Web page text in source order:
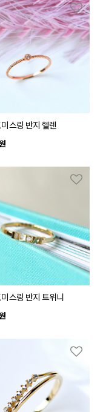
스링 반지 헬렌
스링 반지 트위니